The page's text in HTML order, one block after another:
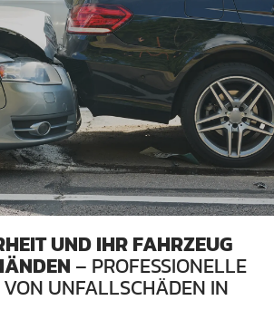
UND IHR FAHRZEUG
– PROFESSIONELLE
UNFALLSCHÄDEN IN